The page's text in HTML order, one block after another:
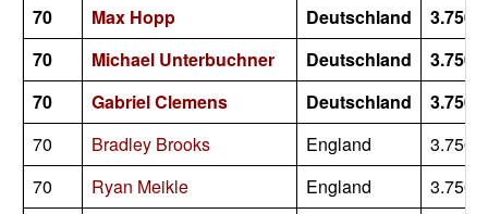
70
Max Hopp Deutschland
3.750
70
Michael Unterbuchner Deutschland
3.750
70
Gabriel Clemens Deutschland
3.750
70
Bradley Brooks England
3.750
70
Ryan Meikle England
3.750